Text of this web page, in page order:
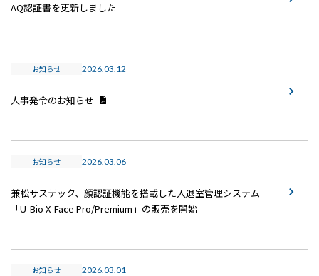
AQ認証書を更新しました
お知らせ 2026.03.12
人事発令のお知らせ
お知らせ 2026.03.06
兼松サステック、顔認証機能を搭載した入退室管理システム
「U-Bio X-Face Pro/Premium」の販売を開始
お知らせ 2026.03.01